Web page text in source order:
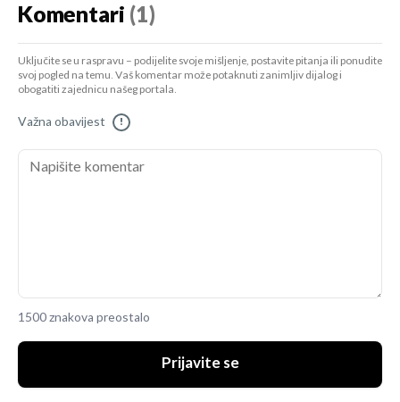
Komentari (1)
Uključite se u raspravu – podijelite svoje mišljenje, postavite pitanja ili ponudite
svoj pogled na temu. Vaš komentar može potaknuti zanimljiv dijalog i
obogatiti zajednicu našeg portala.
Važna obavijest !
1500 znakova preostalo
Prijavite se